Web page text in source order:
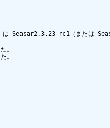
Seasar2.3.23-rc1（または
。
。